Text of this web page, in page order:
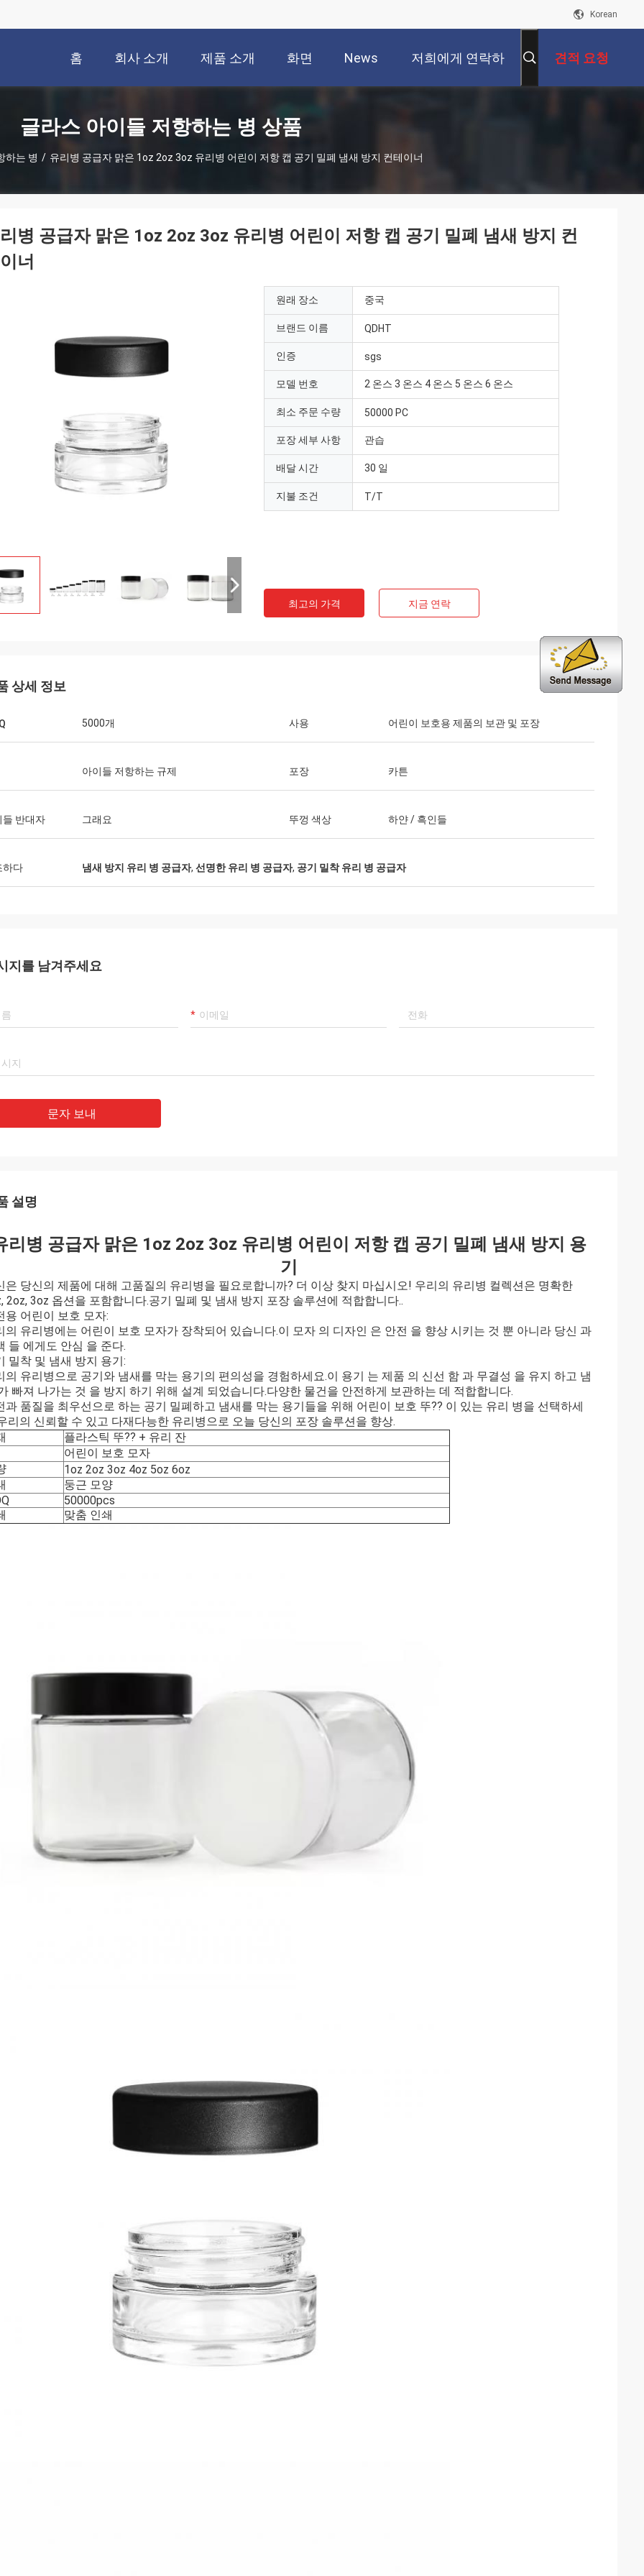
Korean
홈 회사 소개 제품 소개 화면 News 저희에게 연락하 견적 요청
글라스 아이들 저항하는 병 상품
하는 병 / 유리병 공급자 맑은 1oz 2oz 3oz 유리병 어린이 저항 캡 공기 밀폐 냄새 방지 컨테이너
병 공급자 맑은 1oz 2oz 3oz 유리병 어린이 저항 캡 공기 밀폐 냄새 방지 컨
너
원래 장소 중국
브랜드 이름 QDHT
인증 sgs
모델 번호 2 온스 3 온스 4 온스 5 온스 6 온스
최소 주문 수량 50000 PC
포장 세부 사항 관습
배달 시간 30 일
지불 조건 T/T
최고의 가격 지금 연락
상세 정보
5000개 사용 어린이 보호용 제품의 보관 및 포장
아이들 저항하는 규제 포장 카튼
들 반대자 그래요 뚜껑 색상 하얀 / 흑인들
하다 냄새 방지 유리 병 공급자, 선명한 유리 병 공급자, 공기 밀착 유리 병 공급자
지를 남겨주세요
문자 보내
설명
리병 공급자 맑은 1oz 2oz 3oz 유리병 어린이 저항 캡 공기 밀폐 냄새 방지 용
기
은 당신의 제품에 대해 고품질의 유리병을 필요로합니까? 더 이상 찾지 마십시오! 우리의 유리병 컬렉션은 명확한
2oz, 3oz 옵션을 포함합니다.공기 밀폐 및 냄새 방지 포장 솔루션에 적합합니다..
용 어린이 보호 모자:
의 유리병에는 어린이 보호 모자가 장착되어 있습니다.이 모자 의 디자인 은 안전 을 향상 시키는 것 뿐 아니라 당신 과
들 에게도 안심 을 준다.
밀착 및 냄새 방지 용기:
의 유리병으로 공기와 냄새를 막는 용기의 편의성을 경험하세요.이 용기 는 제품 의 신선 함 과 무결성 을 유지 하고 냄
빠져 나가는 것 을 방지 하기 위해 설계 되었습니다.다양한 물건을 안전하게 보관하는 데 적합합니다.
과 품질을 최우선으로 하는 공기 밀폐하고 냄새를 막는 용기들을 위해 어린이 보호 뚜?? 이 있는 유리 병을 선택하세
리의 신뢰할 수 있고 다재다능한 유리병으로 오늘 당신의 포장 솔루션을 향상.
플라스틱 뚜?? + 유리 잔
어린이 보호 모자
1oz 2oz 3oz 4oz 5oz 6oz
둥근 모양
50000pcs
맞춤 인쇄